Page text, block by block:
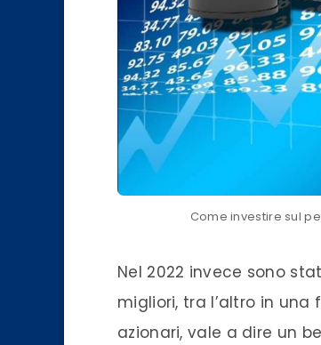
Come investire sul
Nel 2022 invece sono
migliori, tra l’altro in
azionari, vale a dire un